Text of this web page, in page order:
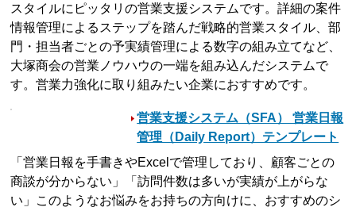
スタイルにピッタリの営業支援システムです。詳細の案件
情報管理によるステップを踏んだ戦略的営業スタイル、部
門・担当者ごとの予実績管理による数字の組み立てなど、
大塚商会の営業ノウハウの一端を組み込んだシステムで
す。営業力強化に取り組みたい企業におすすめです。
営業支援システム（SFA） 営業日報
管理（Daily Report）テンプレート
「営業日報を手書きやExcelで管理しており、顧客ごとの
商談が分からない」「訪問件数は多いが実績が上がらな
い」このようなお悩みをお持ちの方向けに、おすすめのシ